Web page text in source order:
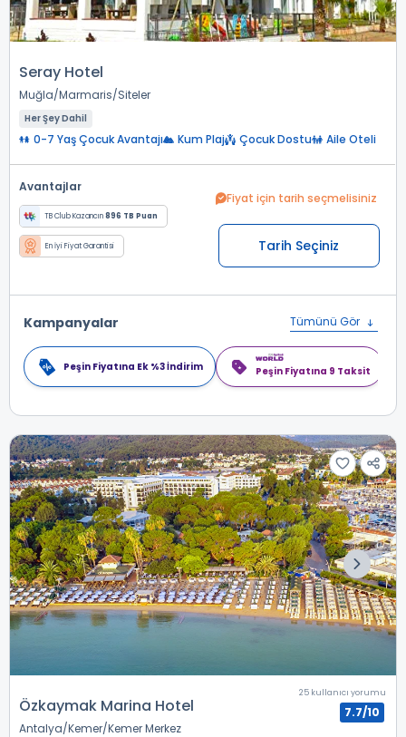
Seray Hotel
Muğla Marmaris Siteler
Her Şey Dahil
0-7 Yaş Çocuk Avantajı Kum Plaj Çocuk Dostu Aile Oteli
Avantajlar
TB Club Kazancın896 TB Puan
En İyi Fiyat Garantisi
Fiyat için tarih seçmelisiniz
Tarih Seçiniz
Kampanyalar Tümünü Gör
Peşin Fiyatına Ek %3 İndirim Peşin Fiyatına 9 Taksit
Özkaymak Marina Hotel
Antalya Kemer Kemer Merkez
25 kullanıcı yorumu
7.7/10